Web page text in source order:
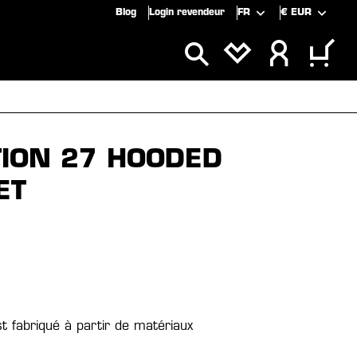
Blog Login revendeur FR € EUR
27 HOODED
fabriqué à partir de matériaux